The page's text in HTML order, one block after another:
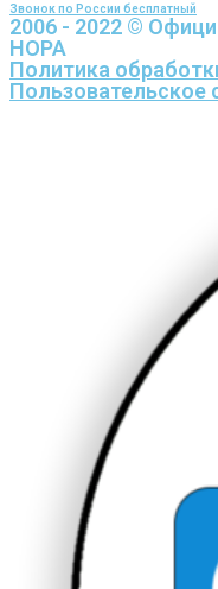
Звонок по России бесплатный
2006 - 2022 ©
НОРА
Политика
Пользовательское